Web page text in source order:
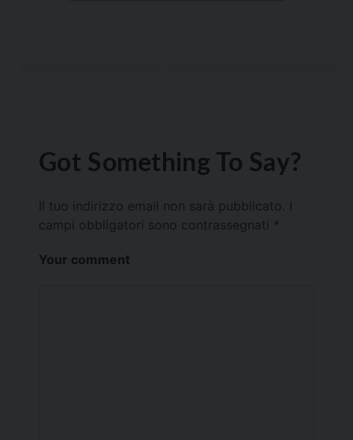
Got Something To Say?
Il tuo indirizzo email non sarà pubblicato.
campi obbligatori sono contrassegnati *
Your comment